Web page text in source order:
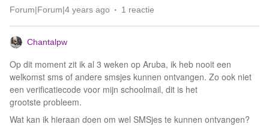
Forum|Forum|4 years ago 1 reactie
Chantalpw
Op dit moment zit ik al 3 weken op Aruba, ik heb nooit een
welkomst sms of andere smsjes kunnen ontvangen. Zo ook niet
een verificatiecode voor mijn schoolmail, dit is het
grootste probleem.
Wat kan ik hieraan doen om wel SMSjes te kunnen ontvangen?